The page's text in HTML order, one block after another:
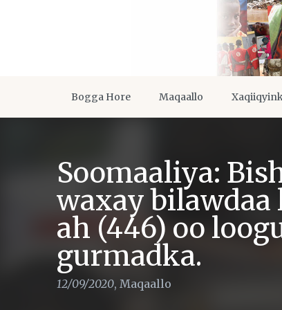
Bogga Hore Maqaallo
Soomaaliya:
waxay bilawdaa
ah (446) oo
gurmadka.
12/09/2020, Maqaallo